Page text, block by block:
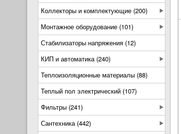
Коллекторы и комплектующие (200)
Монтажное оборудование (101)
Стабилизаторы напряжения (12)
КИП и автоматика (240)
Теплоизоляционные материалы (88)
Теплый пол электрический (107)
Фильтры (241)
Сантехника (442)